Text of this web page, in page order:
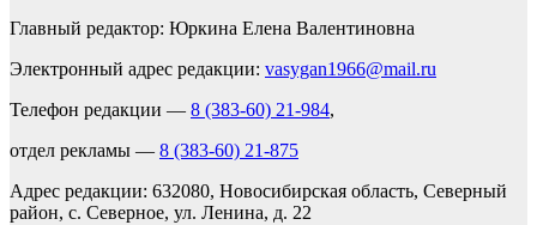
Главный редактор: Юркина Елена Валентиновна
Электронный адрес редакции: vasygan1966@mail.ru
Телефон редакции — 8 (383-60) 21-984,
отдел рекламы — 8 (383-60) 21-875
Адрес редакции: 632080, Новосибирская область, Северный
район, с. Северное, ул. Ленина, д. 22